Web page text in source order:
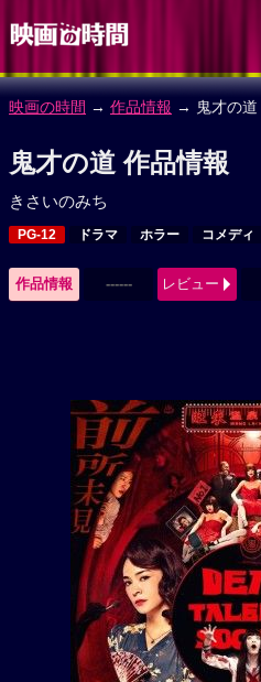
映画の時間 → 作品情報 → 鬼才の道
鬼才の道 作品情報
きさいのみち
PG-12 ドラマ ホラー コメディ
作品情報 ------ レビュー